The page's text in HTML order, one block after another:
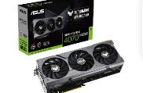
گالری
تصاویر